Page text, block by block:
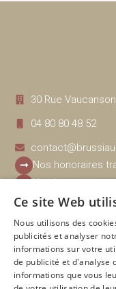
30 Rue
04 80 80 48 52
Nos honoraires
Nos honoraires
Navigation
Estimation
Financement
Promoteurs
Ce site Web
Nous utilisons des
publicités et analyser
informations sur votre
de publicité et d'analyse
informations que vous